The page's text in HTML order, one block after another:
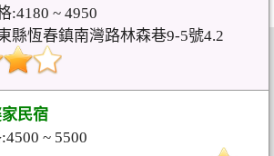
:4180 ~ 4950
縣恆春鎮南灣路林森巷9-5號4.2
民宿
~ 5500